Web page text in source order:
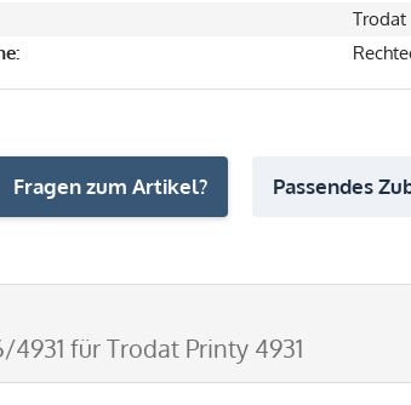
Trodat
Fragen zum Artikel? Passendes
4931 für Trodat Printy 4931